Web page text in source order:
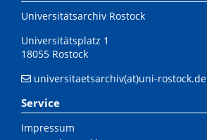
Universitätsarchiv Rostock
Universitätsplatz 1
18055 Rostock
universitaetsarchiv(at)uni-rostock.de
Service
Impressum